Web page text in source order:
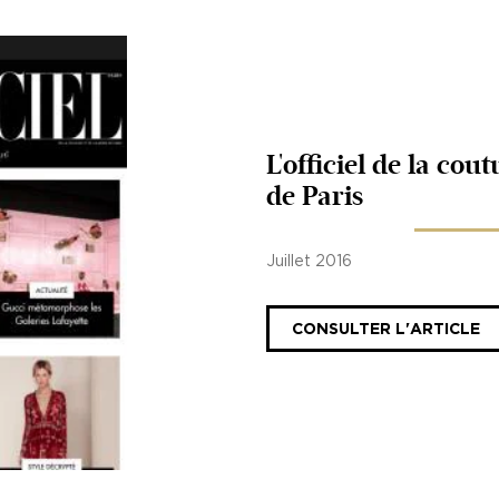
L'officiel de la
de Paris
Juillet 2016
CONSULTER L'ARTICLE